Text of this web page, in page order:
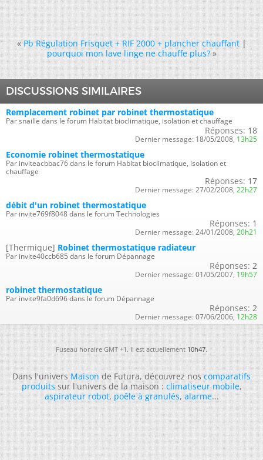
« Pb Régulation Frisquet + RIF 2000 + plancher chauffant|
pourquoi mon lave linge ne chauffe plus? »
DISCUSSIONS SIMILAIRES
Remplacement robinet par robinet thermostatique
Par snaille dans le forum Habitat bioclimatique, isolation et chauffage
Réponses: 18
Dernier message: 18/05/2008, 13h25
Economie robinet thermostatique
Par inviteacbbac76 dans le forum Habitat bioclimatique, isolation et
chauffage
Réponses: 17
Dernier message: 27/02/2008, 22h27
débit d'un robinet thermostatique
Par invite769f8048 dans le forum Technologies
Réponses: 1
Dernier message: 24/01/2008, 20h21
[Thermique] Robinet thermostatique radiateur
Par invite40ccb685 dans le forum Dépannage
Réponses: 2
Dernier message: 01/05/2007, 19h57
robinet thermostatique
Par invite9fa0d696 dans le forum Dépannage
Réponses: 2
Dernier message: 07/06/2006, 12h28
Fuseau horaire GMT +1. Il est actuellement10h47.
Dans l'universMaisonde Futura, découvrez noscomparatifs
produitssur l'univers de la maison :climatiseur mobile,
aspirateur robot,poêle à granulés,alarme...